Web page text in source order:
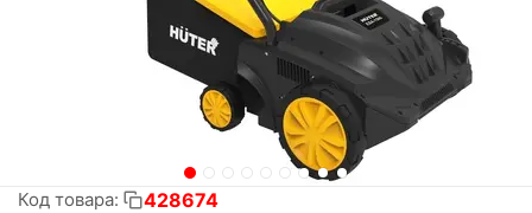
Код товара: 428674